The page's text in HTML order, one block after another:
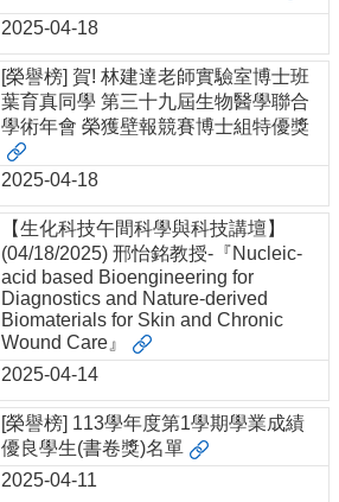
2025-04-18
[榮譽榜] 賀! 林建達老師實驗室博士班
葉育真同學 第三十九屆生物醫學聯合
學術年會 榮獲壁報競賽博士組特優獎
2025-04-18
【生化科技午間科學與科技講壇】
(04/18/2025) 邢怡銘教授-『Nucleic-
acid based Bioengineering for
Diagnostics and Nature-derived
Biomaterials for Skin and Chronic
Wound Care』
2025-04-14
[榮譽榜] 113學年度第1學期學業成績
優良學生(書卷獎)名單
2025-04-11